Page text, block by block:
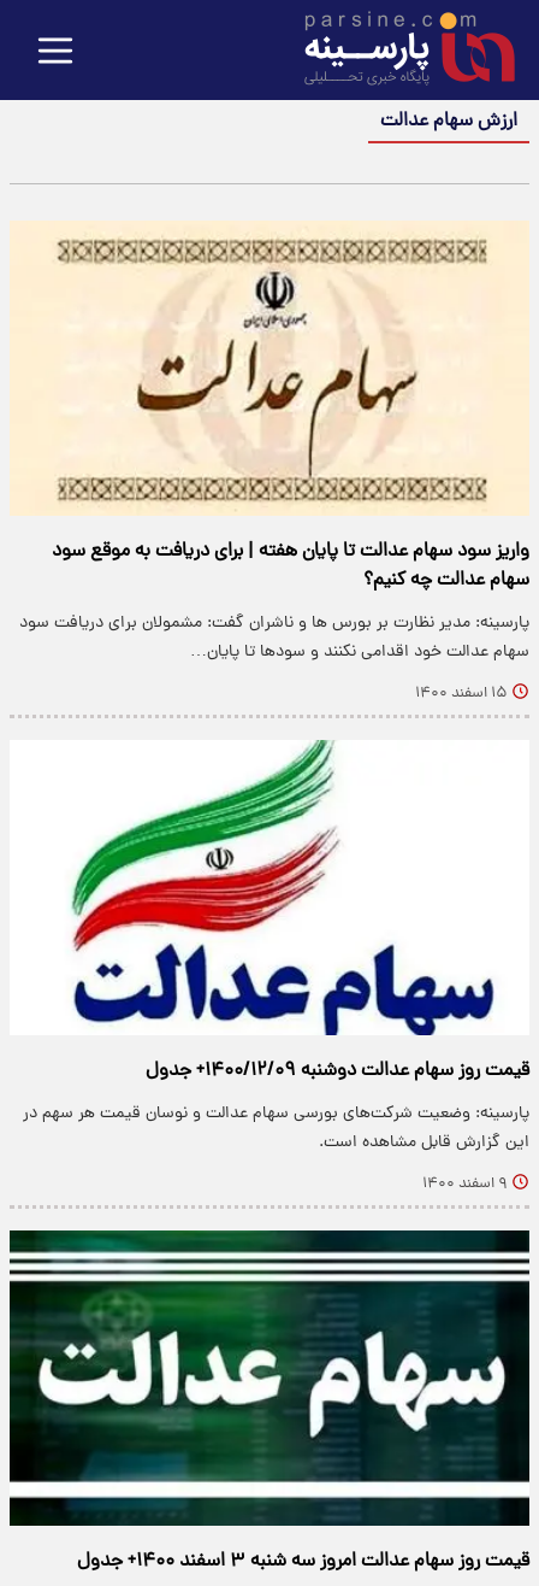
ارزش سهام عدالت
واریز سود سهام عدالت تا پایان هفته | برای دریافت به موقع سود
سهام عدالت چه کنیم؟
پارسینه: مدیر نظارت بر بورس ها و ناشران گفت: مشمولان برای دریافت سود
سهام عدالت خود اقدامی نکنند و سودها تا پایان…
۱۵ اسفند ۱۴۰۰
قیمت روز سهام عدالت دوشنبه ۱۴۰۰/۱۲/۰۹+ جدول
پارسینه: وضعیت شرکت‌های بورسی سهام عدالت و نوسان قیمت هر سهم در
این گزارش قابل مشاهده است.
۹ اسفند ۱۴۰۰
قیمت روز سهام عدالت امروز سه شنبه ۳ اسفند ۱۴۰۰+ جدول